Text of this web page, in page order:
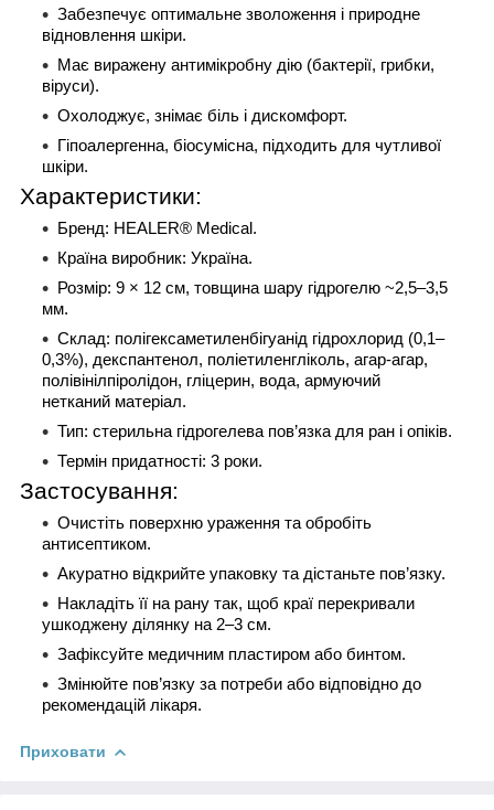
Забезпечує оптимальне зволоження і природне
відновлення шкіри.
Має виражену антимікробну дію (бактерії, грибки,
віруси).
Охолоджує, знімає біль і дискомфорт.
Гіпоалергенна, біосумісна, підходить для чутливої
шкіри.
Характеристики:
Бренд: HEALER® Medical.
Країна виробник: Україна.
Розмір: 9 × 12 см, товщина шару гідрогелю ~2,5–3,5
мм.
Склад: полігексаметиленбігуанід гідрохлорид (0,1–
0,3%), декспантенол, поліетиленгліколь, агар-агар,
полівінілпіролідон, гліцерин, вода, армуючий
нетканий матеріал.
Тип: стерильна гідрогелева пов’язка для ран і опіків.
Термін придатності: 3 роки.
Застосування:
Очистіть поверхню ураження та обробіть
антисептиком.
Акуратно відкрийте упаковку та дістаньте пов’язку.
Накладіть її на рану так, щоб краї перекривали
ушкоджену ділянку на 2–3 см.
Зафіксуйте медичним пластиром або бинтом.
Змінюйте пов’язку за потреби або відповідно до
рекомендацій лікаря.
Приховати